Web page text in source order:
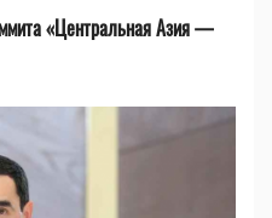
«Центральная Азия —